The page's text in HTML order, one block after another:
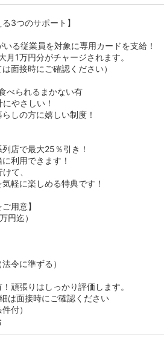
3つのサポート】
る従業員を対象に専用カードを支給！
1万円分がチャージされます。
面接時にご確認ください）
られるまかない有
やさしい！
しの方に嬉しい制度！
店で最大25％引き！
利用できます！
て、
軽に楽しめる特典です！
用意】
円迄）
令に準ずる）
頑張りはしっかり評価します。
は面接時にご確認ください
付）